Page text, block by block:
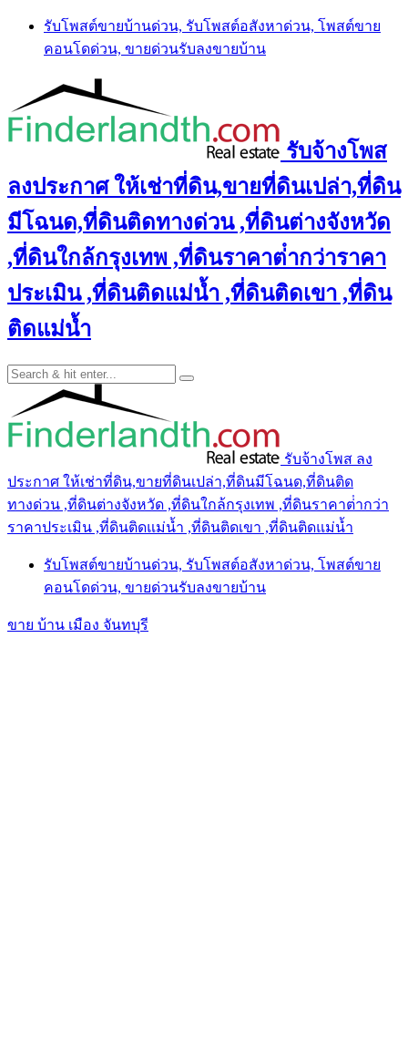
Skip
content
รับโพสต์ขายบ้านด่วน, รับโพสต์อสังหาด่วน, โพสต์ขาย
คอนโดด่วน, ขายด่วนรับลงขายบ้าน
รับจ้างโพส
ลงประกาศ ให้เช่าที่ดิน,ขายที่ดินเปล่า,ที่ดิน
มีโฉนด,ที่ดินติดทางด่วน ,ที่ดินต่างจังหวัด
,ที่ดินใกล้กรุงเทพ ,ที่ดินราคาต่ํากว่าราคา
ประเมิน ,ที่ดินติดแม่น้ำ ,ที่ดินติดเขา ,ที่ดิน
ติดแม่น้ำ
รับจ้างโพส ลง
ประกาศ ให้เช่าที่ดิน,ขายที่ดินเปล่า,ที่ดินมีโฉนด,ที่ดินติด
ทางด่วน ,ที่ดินต่างจังหวัด ,ที่ดินใกล้กรุงเทพ ,ที่ดินราคาต่ํากว่า
ราคาประเมิน ,ที่ดินติดแม่น้ำ ,ที่ดินติดเขา ,ที่ดินติดแม่น้ำ
รับโพสต์ขายบ้านด่วน, รับโพสต์อสังหาด่วน, โพสต์ขาย
คอนโดด่วน, ขายด่วนรับลงขายบ้าน
ขาย บ้าน เมือง จันทบุรี